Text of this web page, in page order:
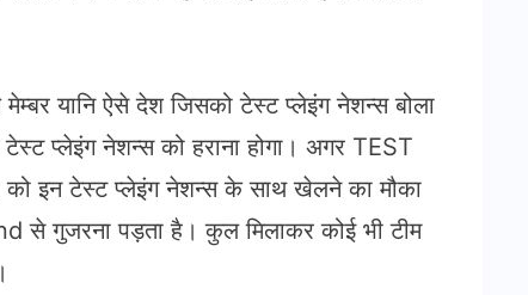
यानि ऐसे देश जिसको टेस्ट प्लेइंग नेशन्स बोला
प्लेइंग नेशन्स को हराना होगा। अगर TEST
को इन टेस्ट प्लेइंग नेशन्स के साथ खेलने का मौका
से गुजरना पड़ता है। कुल मिलाकर कोई भी टीम